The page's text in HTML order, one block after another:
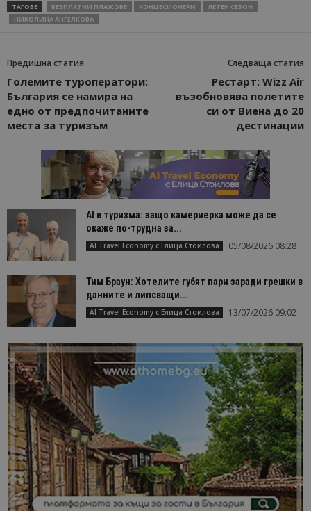
ТАГОВЕ БЕЗПЛАТНИ ПЛАЖОВЕ КОНЦЕСИОНЕРИ
ЛЕТЕН СЕЗОН
НИКОЛИНА АНГЕЛКОВА
Предишна статия
Големите туроператори:
България се намира на
едно от предпочитаните
места за туризъм
Следваща статия
Рестарт: Wizz Air
възобновява полетите
си от Виена до 20
дестинации
AI в туризма: защо камериерка може да се
окаже по-трудна за...
AI Travel Economy с Елица Стоилова 05/08/2026 08:28
Тим Браун: Хотелите губят пари заради грешки в
данните и липсващи...
AI Travel Economy с Елица Стоилова 13/07/2026 09:02